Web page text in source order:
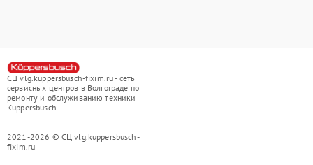
СЦ vlg.kuppersbusch-fixim.ru - сеть
сервисных центров в Волгограде по
ремонту и обслуживанию техники
Kuppersbusch
2021-2026 © СЦ vlg.kuppersbusch-
fixim.ru